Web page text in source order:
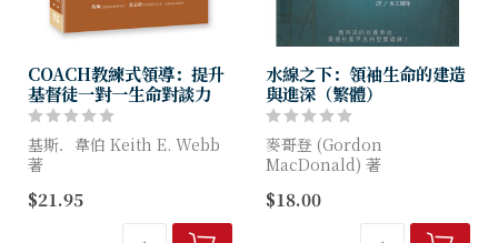
COACH教練式領導：提升
基督徒一對一生命對談力
基斯．韋伯 Keith E. Webb
著
「教練式領導」在企業管理界
已盛行多年，如今，這本專為
$21.95
水線之下：領袖生命的建造
與進深（繁體）
麥哥登 (Gordon
MacDonald) 著
對那些回應上帝呼召的人而
言，本書為當今領袖塑造靈魂
$18.00